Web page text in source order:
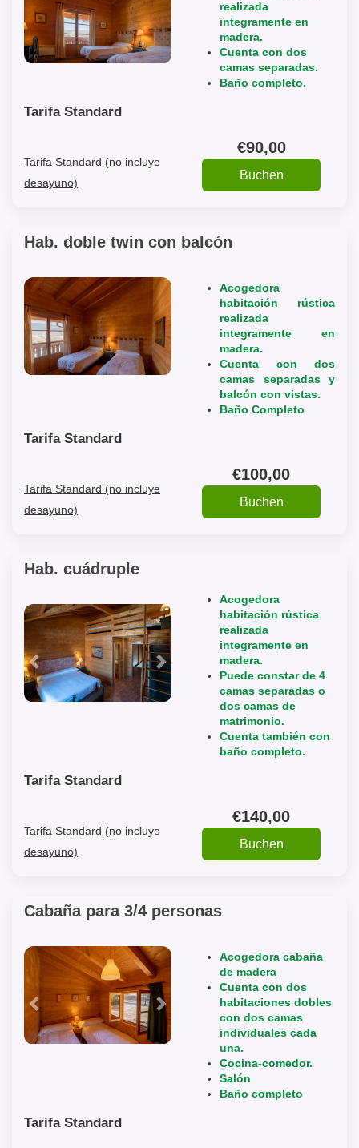
realizada
integramente en
madera.
Cuenta con dos
camas separadas.
Baño completo.
Tarifa Standard
Tarifa Standard (no incluye
desayuno)
€90,00
Hab. doble twin con balcón
Acogedora
habitación rústica
realizada
integramente en
madera.
Cuenta con dos
camas separadas y
balcón con vistas.
Baño Completo
Tarifa Standard
Tarifa Standard (no incluye
desayuno)
€100,00
Hab. cuádruple
Previous Next
Acogedora
habitación rústica
realizada
integramente en
madera.
Puede constar de 4
camas separadas o
dos camas de
matrimonio.
Cuenta también con
baño completo.
Tarifa Standard
Tarifa Standard (no incluye
desayuno)
€140,00
Cabaña para 3/4 personas
Previous Next
Acogedora cabaña
de madera
Cuenta con dos
habitaciones dobles
con dos camas
individuales cada
una.
Cocina-comedor.
Salón
Baño completo
Tarifa Standard